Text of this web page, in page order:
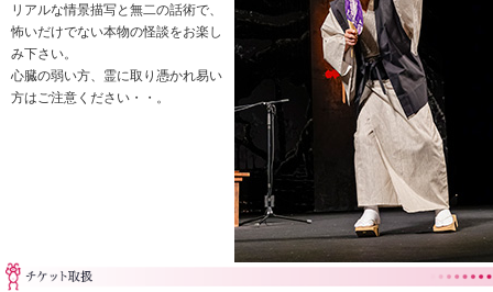
リアルな情景描写と無二の話術で、
怖いだけでない本物の怪談をお楽し
み下さい。
心臓の弱い方、霊に取り憑かれ易い
方はご注意ください・・。